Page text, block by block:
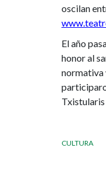
oscilan
El año
honor al
normativa
Txistularis
CULTURA